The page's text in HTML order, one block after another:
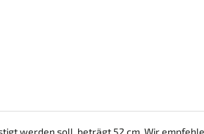
werden soll, beträgt 52 cm. Wir